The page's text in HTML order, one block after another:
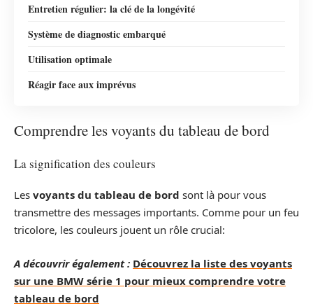
Entretien régulier: la clé de la longévité
Système de diagnostic embarqué
Utilisation optimale
Réagir face aux imprévus
Comprendre les voyants du tableau de bord
La signification des couleurs
Les voyants du tableau de bord sont là pour vous
transmettre des messages importants. Comme pour un feu
tricolore, les couleurs jouent un rôle crucial:
A découvrir également : Découvrez la liste des voyants
sur une BMW série 1 pour mieux comprendre votre
tableau de bord